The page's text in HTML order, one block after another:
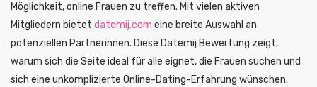
Möglichkeit, online Frauen zu treffen. Mit vielen aktiven
Mitgliedern bietet datemij.com eine breite Auswahl an
potenziellen Partnerinnen. Diese Datemij Bewertung zeigt,
warum sich die Seite ideal für alle eignet, die Frauen suchen und
sich eine unkomplizierte Online-Dating-Erfahrung wünschen.